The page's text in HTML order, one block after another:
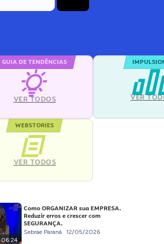
GUIA DE TENDÊNCIAS
VER TODOS VER
WEBSTORIES
VER TODOS
06:24
Como ORGANIZAR sua EMPRESA.
Reduzir erros e crescer com
SEGURANÇA.
Sebrae Paraná 12/05/2026